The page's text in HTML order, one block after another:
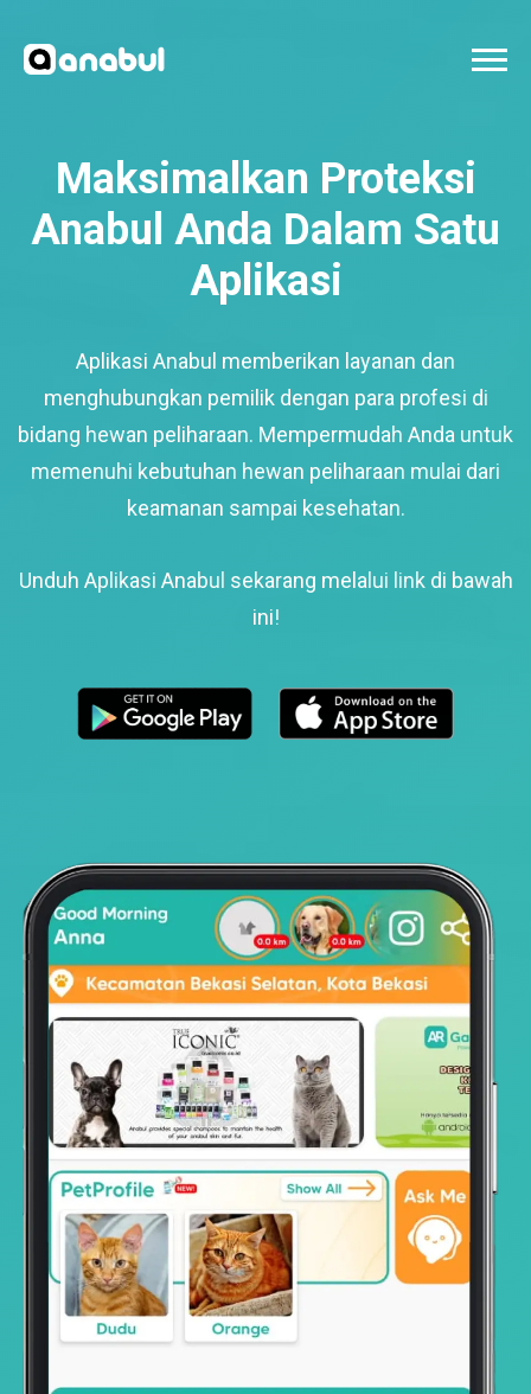
Maksimalkan Proteksi
Anabul Anda Dalam Satu
Aplikasi
Aplikasi Anabul memberikan layanan dan
menghubungkan pemilik dengan para profesi di
bidang hewan peliharaan. Mempermudah Anda untuk
memenuhi kebutuhan hewan peliharaan mulai dari
keamanan sampai kesehatan.
Unduh Aplikasi Anabul sekarang melalui link di bawah
ini!